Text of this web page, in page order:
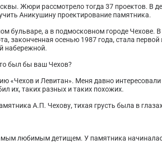
Жюри рассмотрело тогда 37 проектов. В
Аникушину проектирование памятника.
бульваре, а в подмосковном городе Чехове.
законченная осенью 1987 года, стала первой
набережной.
был бы ваш Чехов?
«Чехов и Левитан». Меня давно
их, таких разных и таких похожих.
А.П. Чехову, тихая грусть была в
любимым детищем. У памятника